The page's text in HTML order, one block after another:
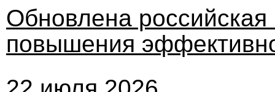
Обновлена
повышения